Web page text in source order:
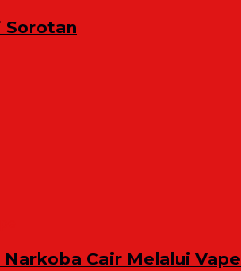
Sorotan
Cair Melalui Vape